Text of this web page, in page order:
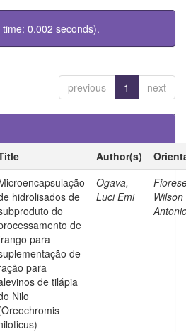
0.002 seconds).
previous 1 next
Author(s)
hidrolisados de
do
de
para
de
para
de tilápia
Nilo
Ogava,
Luci Emi
Wilson